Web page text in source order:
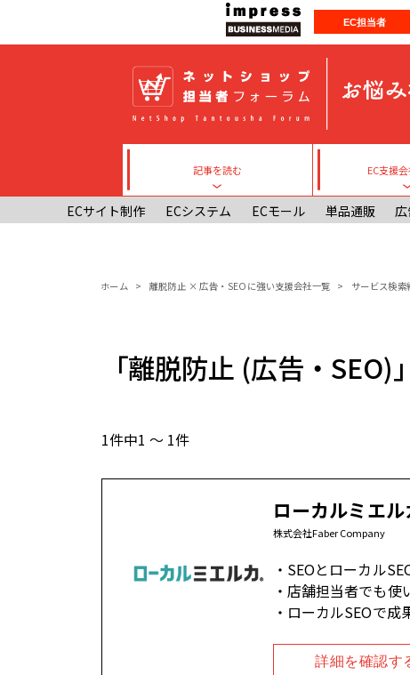
EC担当者
記事を読む
Toggle submenu
EC支援
ECサイト制作 ECシステム ECモール 単品通販 広
パンくず
ホーム 離脱防止 × 広告・SEOに強い支援会社一覧 サービス検索
「離脱防止 (広告・
1件中1 ～ 1件
ローカルミエル
株式会社Faber Company
SEOとローカル
店舗担当者でも使
ローカルSEOで成
詳細を確認す